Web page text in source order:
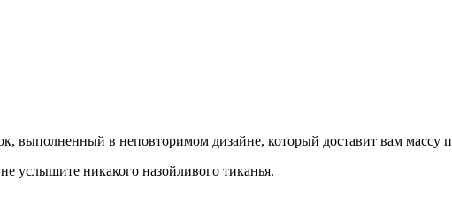
выполненный в неповторимом дизайне, который доставит вам массу
никакого назойливого тиканья.